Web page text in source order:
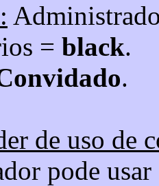
= black.
.
de uso de
pode